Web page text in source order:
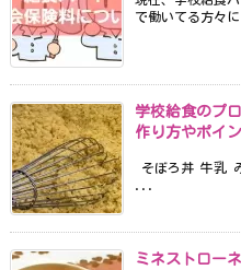
で働いてる方々
学校給食のプ
作り方やポイン
そぼろ丼 牛乳
ミネストロー